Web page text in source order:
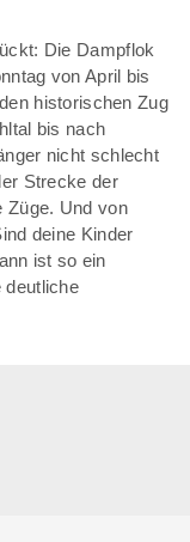
Die Dampflok
von April bis
historischen Zug
bis nach
nicht schlecht
Strecke der
Züge. Und von
deine Kinder
ist so ein
deutliche